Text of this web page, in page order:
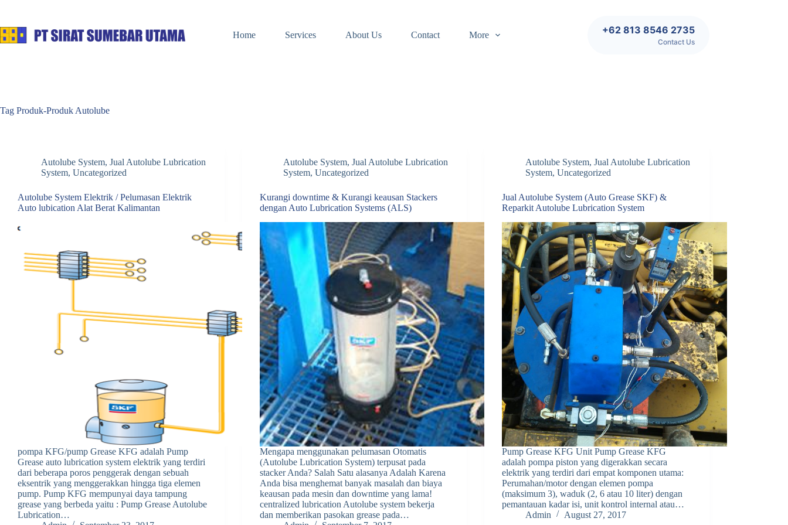
content
Home
Services About Us Contact More +62 813 8546 2735
Contact Us
Tag Produk-Produk Autolube
Autolube System, Jual Autolube Lubrication
System, Uncategorized
Autolube System Elektrik / Pelumasan Elektrik
Auto lubication Alat Berat Kalimantan
pompa KFG/pump Grease KFG adalah Pump
Grease auto lubrication system elektrik yang terdiri
dari beberapa poros penggerak dengan sebuah
eksentrik yang menggerakkan hingga tiga elemen
pump. Pump KFG mempunyai daya tampung
grease yang berbeda yaitu : Pump Grease Autolube
Lubrication…
Autolube System,Jual Autolube Lubrication
System,Uncategorized
Kurangi downtime & Kurangi keausan Stackers
dengan Auto Lubrication Systems (ALS)
Mengapa menggunakan pelumasan Otomatis
(Autolube Lubrication System) terpusat pada
stacker Anda? Salah Satu alasanya Adalah Karena
Anda bisa menghemat banyak masalah dan biaya
keausan pada mesin dan downtime yang lama!
centralized lubrication Autolube system bekerja
dan memberikan pasokan grease pada…
Autolube System,Jual Autolube Lubrication
System,Uncategorized
Jual Autolube System (Auto Grease SKF) &
Reparkit Autolube Lubrication System
Pump Grease KFG Unit Pump Grease KFG
adalah pompa piston yang digerakkan secara
elektrik yang terdiri dari empat komponen utama:
Perumahan/motor dengan elemen pompa
(maksimum 3), waduk (2, 6 atau 10 liter) dengan
pemantauan kadar isi, unit kontrol internal atau…
Admin
August 27, 2017